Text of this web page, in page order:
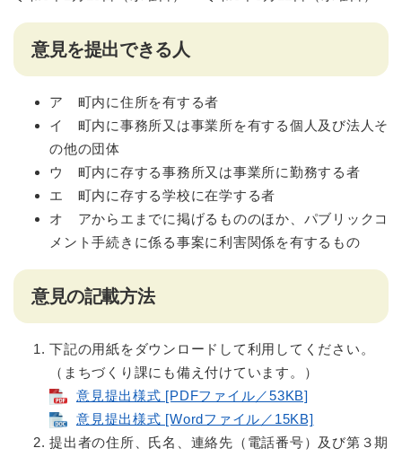
意見を提出できる人
ア 町内に住所を有する者
イ 町内に事務所又は事業所を有する個人及び法人そ
の他の団体
ウ 町内に存する事務所又は事業所に勤務する者
エ 町内に存する学校に在学する者
オ アからエまでに掲げるもののほか、パブリックコ
メント手続きに係る事案に利害関係を有するもの
意見の記載方法
下記の用紙をダウンロードして利用してください。
（まちづくり課にも備え付けています。）
意見提出様式 [PDFファイル／53KB]
意見提出様式 [Wordファイル／15KB]
提出者の住所、氏名、連絡先（電話番号）及び第３期